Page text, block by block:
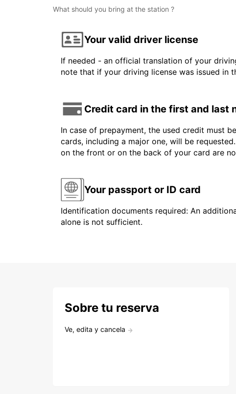
What should you bring at the station ?
Your valid driver license
If needed - an official translation of your
note that if your driving license was issued in
Credit card in the first and last
In case of prepayment, the used credit must
cards, including a major one, will be
on the front or on the back of your card are
Your passport or ID card
Identification documents required: An
alone is not sufficient.
Sobre tu reserva
Ve, edita y cancela